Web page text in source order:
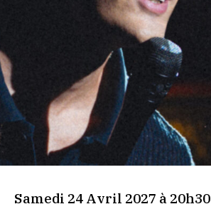
Samedi 24 Avril 2027 à 20h30